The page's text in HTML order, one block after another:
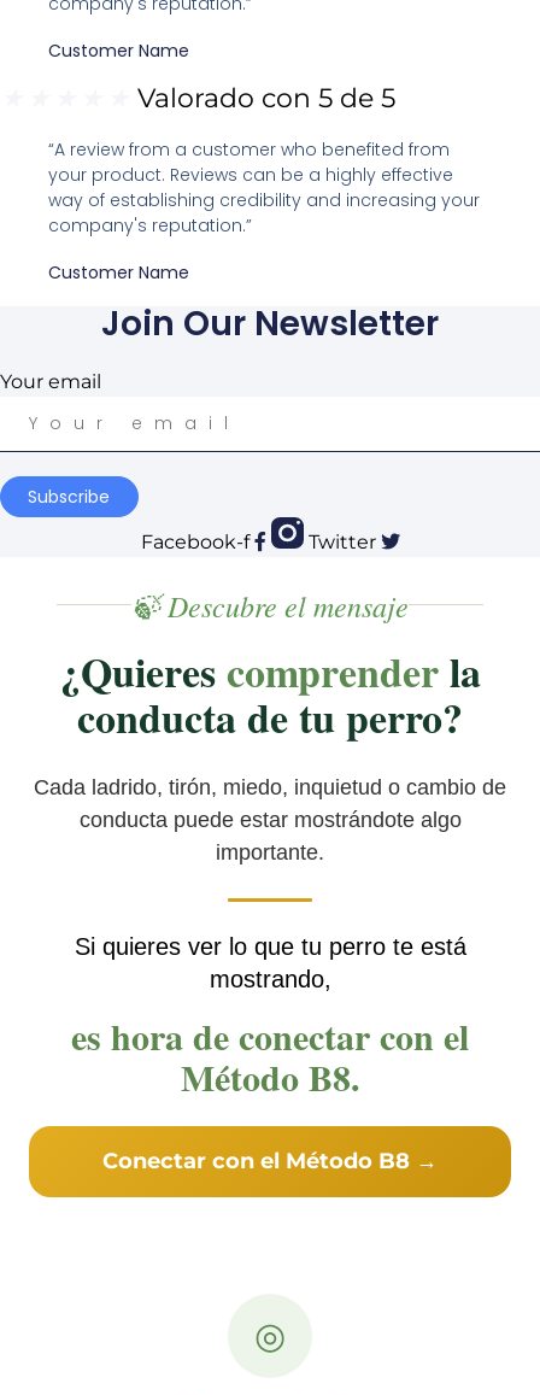
Customer Name
Valorado con 5 de 5
“A review from a customer who benefited from
your product. Reviews can be a highly effective
way of establishing credibility and increasing your
company's reputation.”
Customer Name
Join Our Newsletter
Your email
Subscribe
Facebook-f Twitter
🍃 Descubre el mensaje
¿Quieres comprenderla
conducta de tu perro?
Cada ladrido, tirón, miedo, inquietud o cambio de
conducta puede estar mostrándote algo
importante.
Si quieres ver lo que tu perro te está
mostrando,
es hora de conectar con el
Método B8.
Conectar con el Método B8 →
◎